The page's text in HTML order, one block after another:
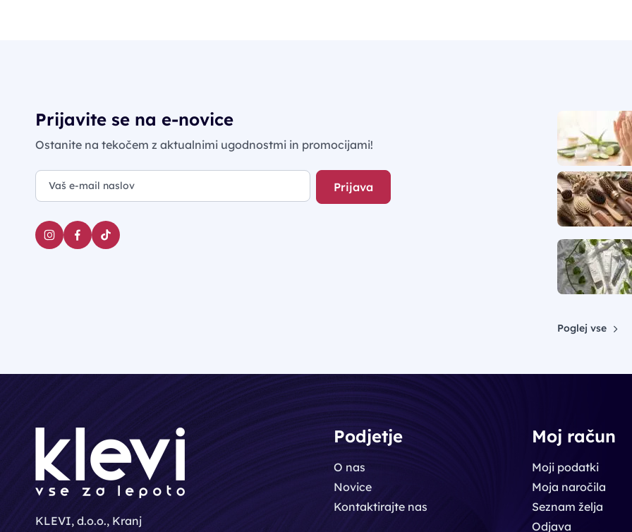
Prijavite se na e-novice
Ostanite na tekočem z aktualnimi ugodnostmi in promocijami!
Prijava
Poglej vse
KLEVI, d.o.o., Kranj
Podjetje
O nas
Novice
Kontaktirajte nas
Moj račun
Moji podatki
Moja naročila
Seznam želja
Odjava